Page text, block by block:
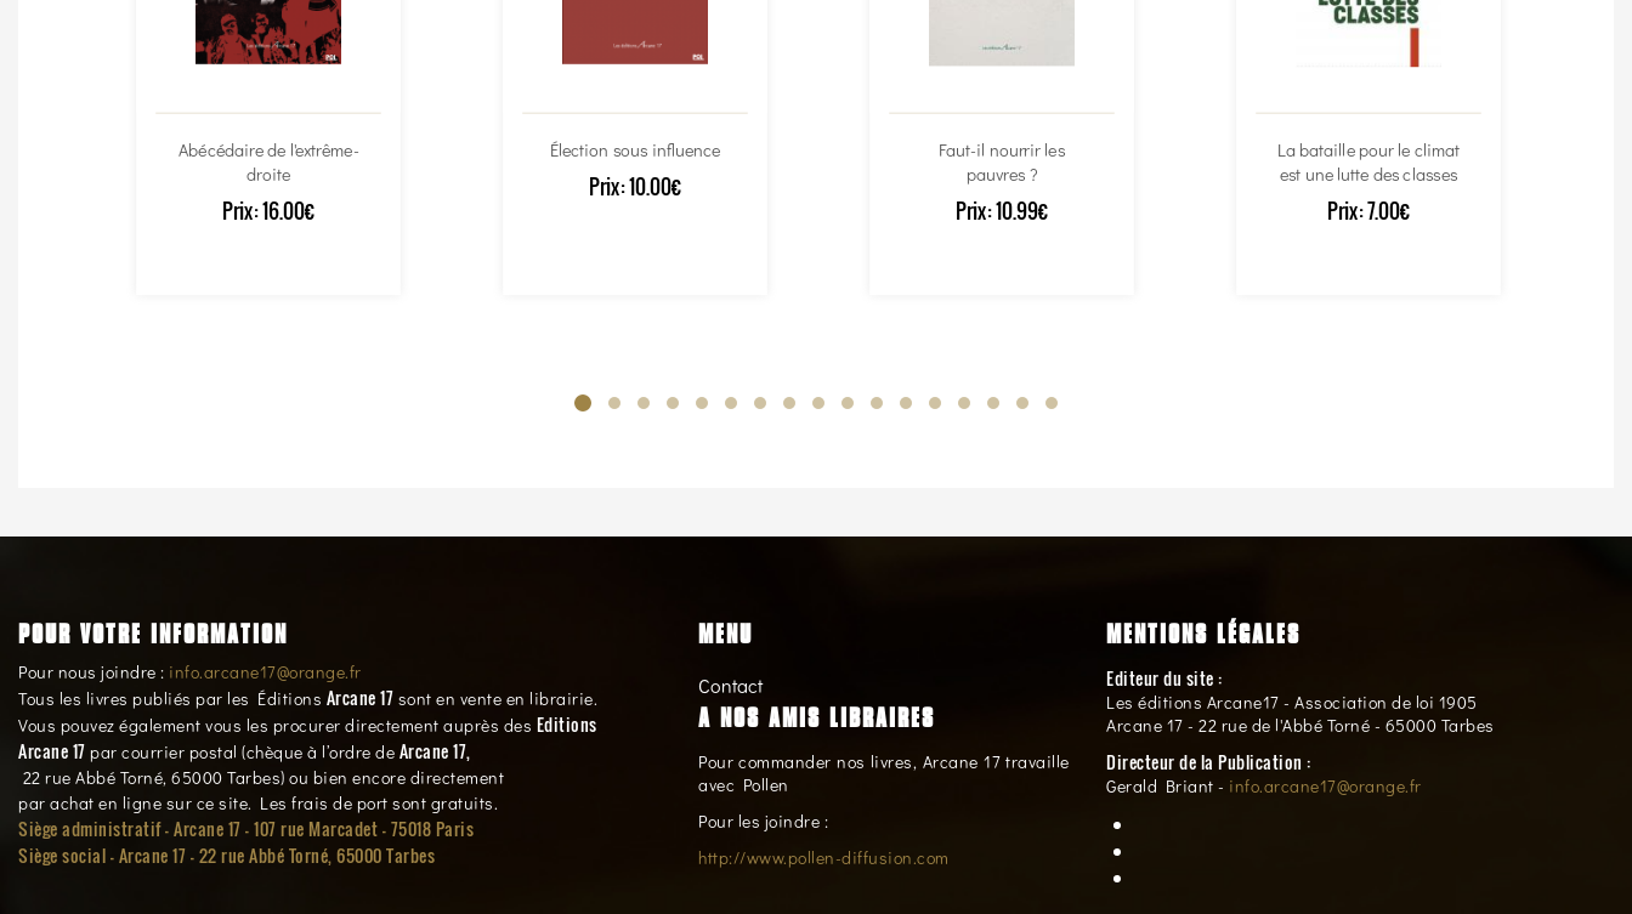
Abécédaire de l'extrême-
droite
Prix:16.00€
Élection sous influence
Prix:10.00€
Faut-il nourrir les
pauvres ?
Prix:10.99€
La bataille pour le climat
est une lutte des classes
Prix:7.00€
POUR VOTRE INFORMATION
Pour nous joindre : info.arcane17@orange.fr
Tous les livres publiés par les Éditions Arcane 17 sont en vente en librairie.
Vous pouvez également vous les procurer directement auprès des Editions
Arcane 17 par courrier postal (chèque à l’ordre de Arcane 17,
22 rue Abbé Torné, 65000 Tarbes) ou bien encore directement
par achat en ligne sur ce site. Les frais de port sont gratuits.
Siège administratif - Arcane 17 - 107 rue Marcadet - 75018 Paris
Siège social -Arcane 17 - 22 rue Abbé Torné, 65000 Tarbes
MENU
Contact
A NOS AMIS LIBRAIRES
Pour commander nos livres, Arcane 17 travaille
avec Pollen
Pour les joindre :
http://www.pollen-diffusion.com
MENTIONS LÉGALES
Editeur du site :
Les éditions Arcane17 - Association de loi 1905
Arcane 17 - 22 rue de l'Abbé Torné - 65000 Tarbes
Directeur de la Publication :
Gerald Briant - info.arcane17@orange.fr